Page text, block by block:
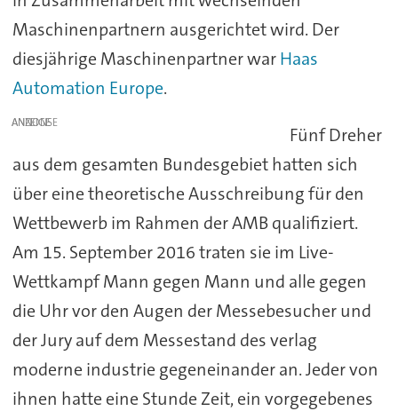
Maschinenpartnern ausgerichtet wird. Der
diesjährige Maschinenpartner warHaas
Automation Europe.
ANZEIGE
Fünf Dreher
aus dem gesamten Bundesgebiet hatten sich
über eine theoretische Ausschreibung für den
Wettbewerb im Rahmen der AMB qualifiziert.
Am 15. September 2016 traten sie im Live-
Wettkampf Mann gegen Mann und alle gegen
die Uhr vor den Augen der Messebesucher und
der Jury auf dem Messestand des verlag
moderne industrie gegeneinander an. Jeder von
ihnen hatte eine Stunde Zeit, ein vorgegebenes